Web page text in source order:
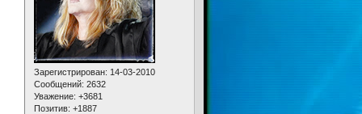
Зарегистрирован: 14-03-2010
Сообщений: 2632
Уважение: +3681
Позитив: +1887